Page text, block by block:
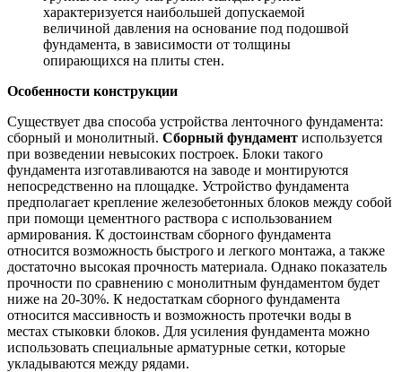
характеризуется наибольшей допускаемой
величиной давления на основание под подошвой
фундамента, в зависимости от толщины
опирающихся на плиты стен.
Особенности конструкции
Существует два способа устройства ленточного фундамента:
сборный и монолитный. Сборный фундамент используется
при возведении невысоких построек. Блоки такого
фундамента изготавливаются на заводе и монтируются
непосредственно на площадке. Устройство фундамента
предполагает крепление железобетонных блоков между собой
при помощи цементного раствора с использованием
армирования. К достоинствам сборного фундамента
относится возможность быстрого и легкого монтажа, а также
достаточно высокая прочность материала. Однако показатель
прочности по сравнению с монолитным фундаментом будет
ниже на 20-30%. К недостаткам сборного фундамента
относится массивность и возможность протечки воды в
местах стыковки блоков. Для усиления фундамента можно
использовать специальные арматурные сетки, которые
укладываются между рядами.